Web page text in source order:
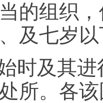
的组织
及七岁
时及其
所。各